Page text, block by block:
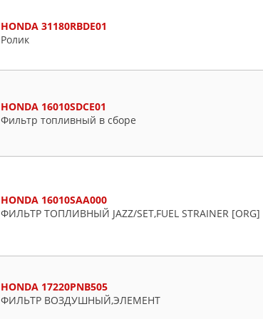
HONDA 31180RBDE01
Ролик
HONDA 16010SDCE01
Фильтр топливный в сборе
HONDA 16010SAA000
ФИЛЬТР ТОПЛИВНЫЙ JAZZ/SET,FUEL STRAINER [ORG]
HONDA 17220PNB505
ФИЛЬТР ВОЗДУШНЫЙ,ЭЛЕМЕНТ